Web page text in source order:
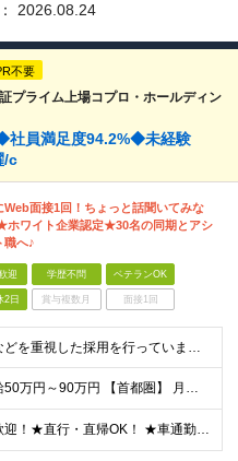
2026.08.24
不要
プライム上場コプロ・ホールディン
員満足度94.2%◆未経験
/c
Web面接1回！ちょっと話聞いてみな
ホワイト企業認定★30名の同期とアシ
職へ♪
迎 学歴不問 ベテランOK
2日 賞与複数月 面接1回
＼意欲や熱意などを重視した採用を行っています／ ●未経験・第二新卒歓迎 ●学歴・年齢・転職回数は一切不問です！ ※新卒の方もご応募可能 （待遇・募集要項等は別途ご案内いたします） ※入社時期は柔軟に対
★経験者は月給50万円～90万円 【首都圏】 月給30万1230円〜 ⇒基本22万7000円+地域6万4230円+皆勤1万円 【群馬/栃木/茨城】 月給28万1090円〜 ⇒基本23万4000円+
★U・Iターン歓迎！★直行・直帰OK！ ★車通勤可能のエリアもあり！★出張なしの働き方も可能 全国47都道府県の各プロジェクト（転勤なし！勤務地に対する希望も実現可能！） 「自宅から1時間以内で通え